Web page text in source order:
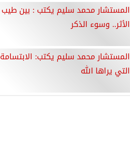
المستشار محمد سليم يكتب : بين طيب
الأثر.. وسوء الذكر
المستشار محمد سليم يكتب: الابتسامة
التي يراها الله